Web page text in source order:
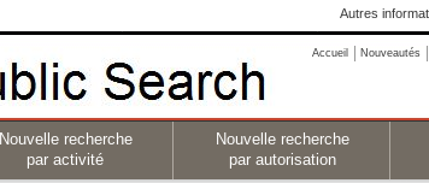
Autres
Accueil Nouveautés
Nouvelle recherche
par activité
Nouvelle recherche
par autorisation